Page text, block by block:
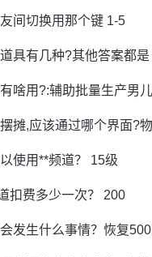
间切换用那个键 1-5
具有几种?其他答案都是
啥用?:辅助批量生产男
摊,应该通过哪个界面?
使用**频道？ 15级
扣费多少一次？ 200
发生什么事情？恢复